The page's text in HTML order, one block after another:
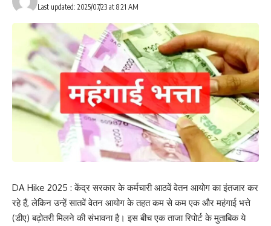
Last updated: 2025/07/23 at 8:21 AM
DA Hike 2025 : केंद्र सरकार के कर्मचारी आठवें वेतन आयोग का इंतजार कर
रहे हैं, लेकिन उन्हें सातवें वेतन आयोग के तहत कम से कम एक और महंगाई भत्ते
(डीए) बढ़ोतरी मिलने की संभावना है। इस बीच एक ताजा रिपोर्ट के मुताबिक ये